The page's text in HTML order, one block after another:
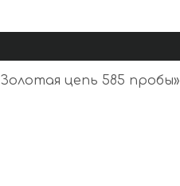
Золотая цепь 585 пробы»